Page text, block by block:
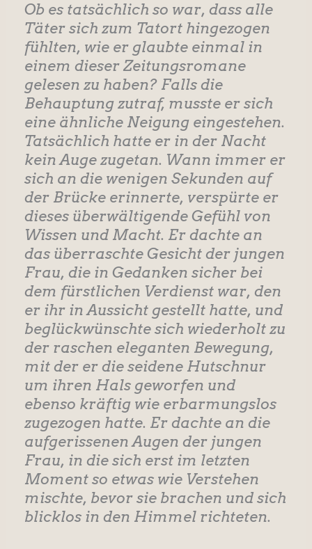
Ob es tatsächlich so war, dass alle
Täter sich zum Tatort hingezogen
fühlten, wie er glaubte einmal in
einem dieser Zeitungsromane
gelesen zu haben? Falls die
Behauptung zutraf, musste er sich
eine ähnliche Neigung eingestehen.
Tatsächlich hatte er in der Nacht
kein Auge zugetan. Wann immer er
sich an die wenigen Sekunden auf
der Brücke erinnerte, verspürte er
dieses überwältigende Gefühl von
Wissen und Macht. Er dachte an
das überraschte Gesicht der jungen
Frau, die in Gedanken sicher bei
dem fürstlichen Verdienst war, den
er ihr in Aussicht gestellt hatte, und
beglückwünschte sich wiederholt zu
der raschen eleganten Bewegung,
mit der er die seidene Hutschnur
um ihren Hals geworfen und
ebenso kräftig wie erbarmungslos
zugezogen hatte. Er dachte an die
aufgerissenen Augen der jungen
Frau, in die sich erst im letzten
Moment so etwas wie Verstehen
mischte, bevor sie brachen und sich
blicklos in den Himmel richteten.